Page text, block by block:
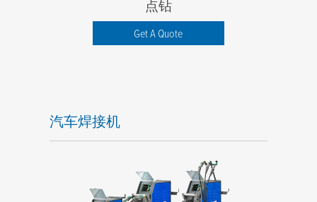
点钻
Get A Quote
汽车焊接机